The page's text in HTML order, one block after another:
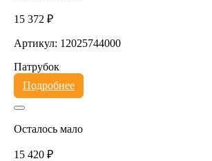
15 372 ₽
Артикул: 12025744000
Патрубок
Подробнее
Осталось мало
15 420 ₽